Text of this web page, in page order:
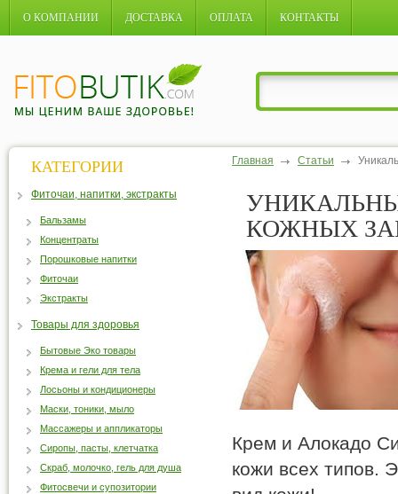
О КОМПАНИИ ДОСТАВКА ОПЛАТА КОНТАКТЫ
Главная Статьи
КОЖНЫХ
Крем и Алокадо
кожи всех типов.
КАТЕГОРИИ
Фиточаи, напитки, экстракты
Бальзамы
Концентраты
Порошковые напитки
Фиточаи
Экстракты
Товары для здоровья
Бытовые Эко товары
Крема и гели для тела
Лосьоны и кондиционеры
Маски, тоники, мыло
Массажеры и аппликаторы
Сиропы, пасты, клетчатка
Скраб, молочко, гель для душа
Фитосвечи и супозитории